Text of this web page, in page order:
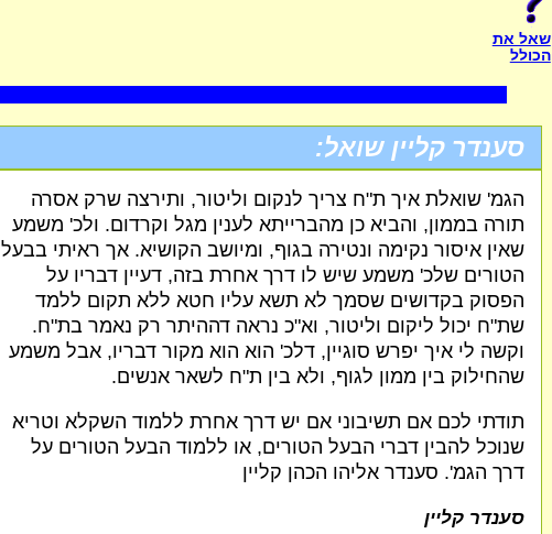
שאל את
הכולל
סענדר קליין שואל:
הגמ' שואלת איך ת"ח צריך לנקום וליטור, ותירצה שרק אסרה
תורה בממון, והביא כן מהברייתא לענין מגל וקרדום. ולכ' משמע
שאין איסור נקימה ונטירה בגוף, ומיושב הקושיא. אך ראיתי בבעל
הטורים שלכ' משמע שיש לו דרך אחרת בזה, דעיין דבריו על
הפסוק בקדושים שסמך לא תשא עליו חטא ללא תקום ללמד
שת"ח יכול ליקום וליטור, וא"כ נראה דההיתר רק נאמר בת"ח.
וקשה לי איך יפרש סוגיין, דלכ' הוא הוא מקור דבריו, אבל משמע
שהחילוק בין ממון לגוף, ולא בין ת"ח לשאר אנשים.
תודתי לכם אם תשיבוני אם יש דרך אחרת ללמוד השקלא וטריא
שנוכל להבין דברי הבעל הטורים, או ללמוד הבעל הטורים על
דרך הגמ'. סענדר אליהו הכהן קליין
סענדר קליין